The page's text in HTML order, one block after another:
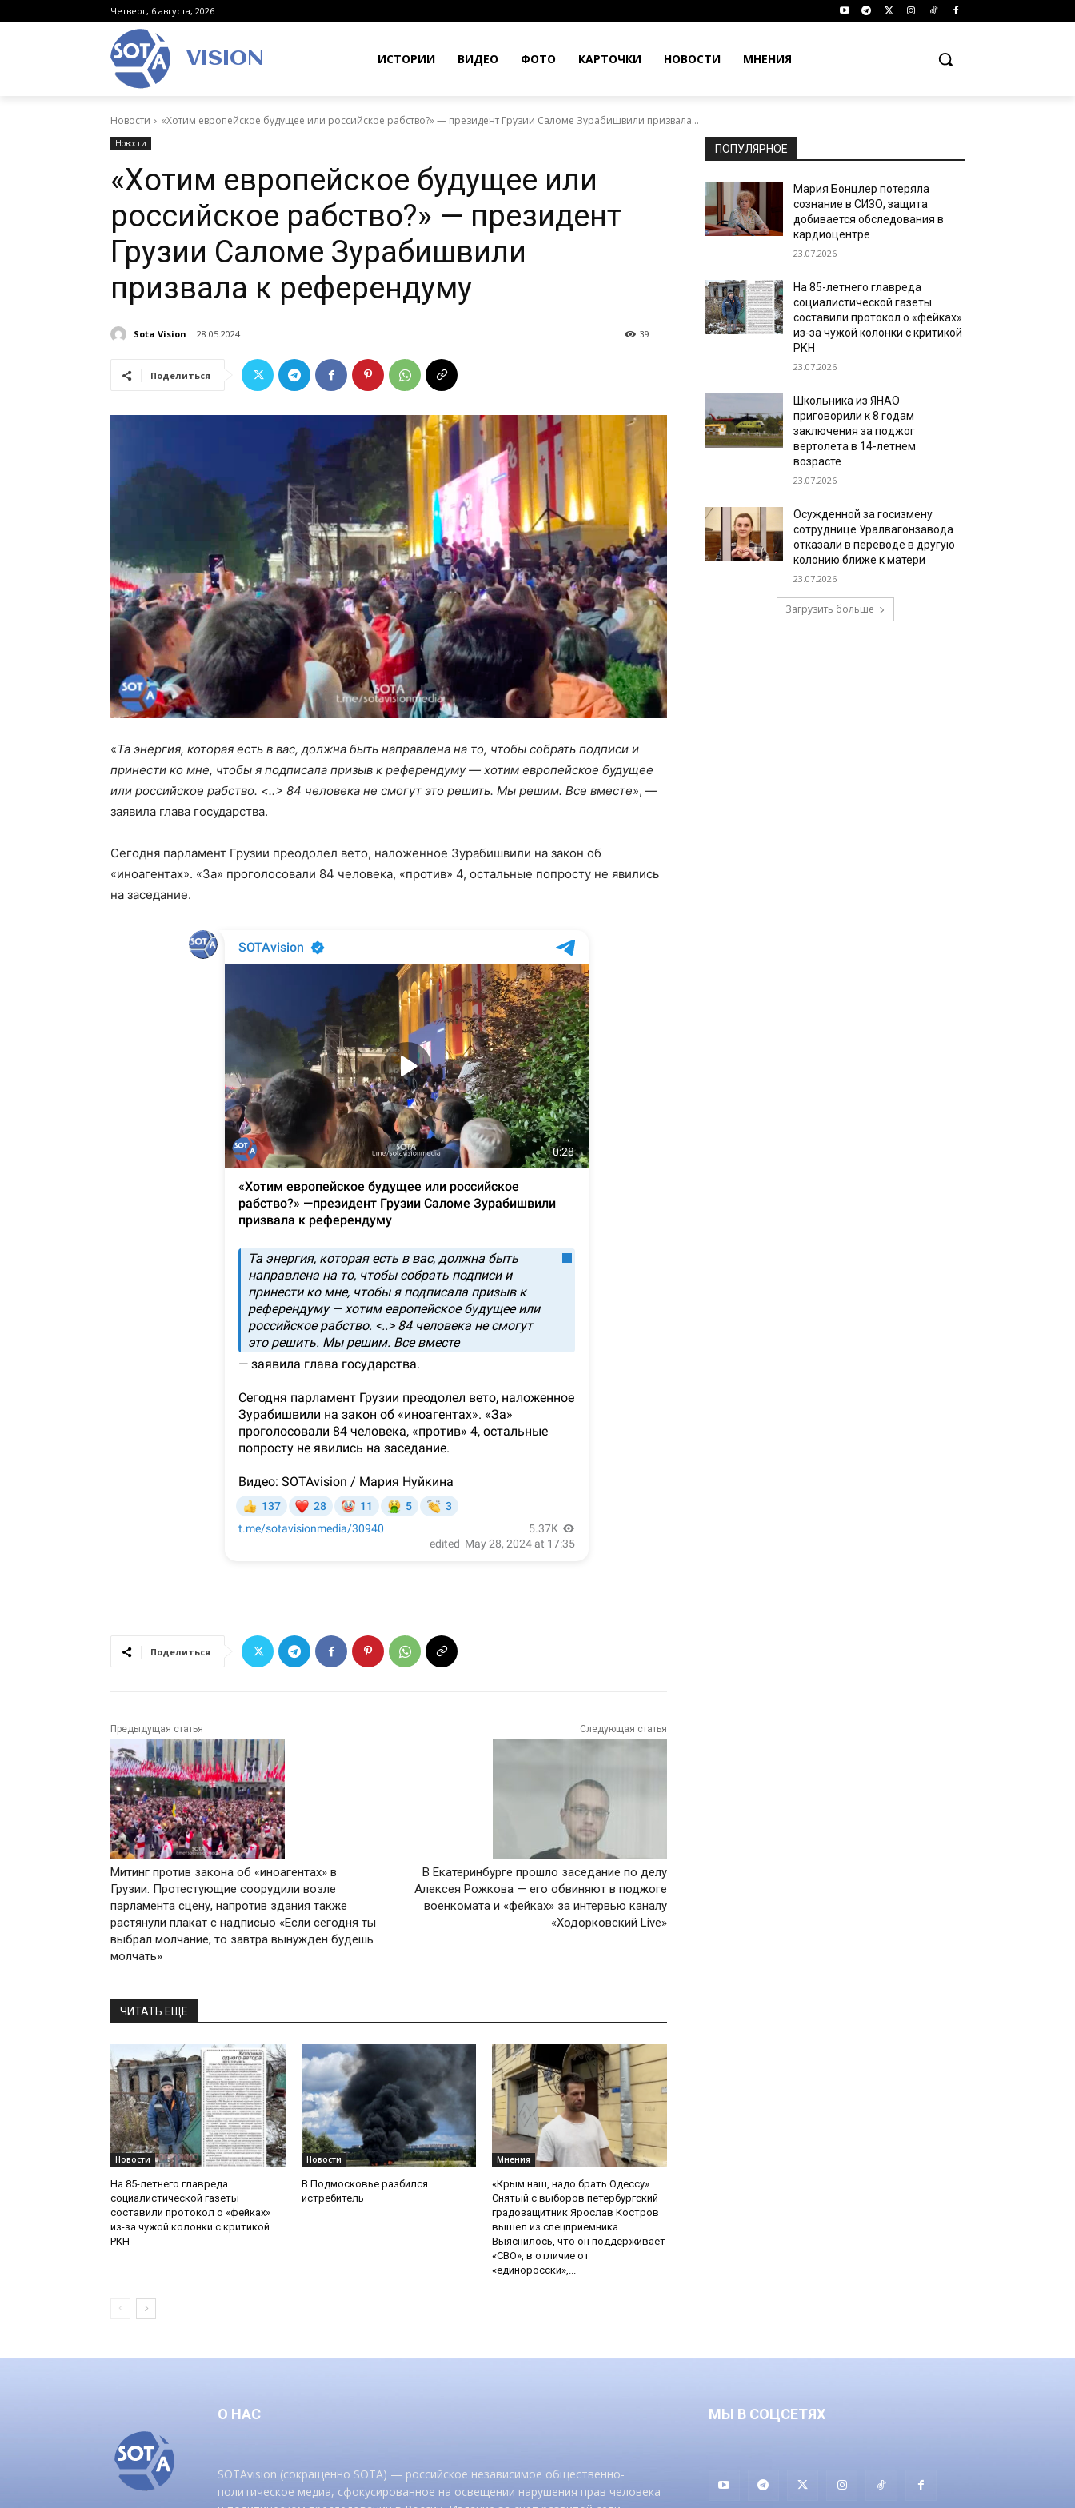
Четверг, 6 августа, 2026
VISION ИСТОРИИ ВИДЕО ФОТО КАРТОЧКИ НОВОСТИ МНЕНИЯ
Новости «Хотим европейское будущее или российское рабство?» — президент Грузии Саломе Зурабишвили призвала...
Новости
«Хотим европейское будущее или
российское рабство?» — президент
Грузии Саломе Зурабишвили
призвала к референдуму
Sota Vision 28.05.2024 39
Поделиться
«Та энергия, которая есть в вас, должна быть направлена на то, чтобы собрать подписи и
принести ко мне, чтобы я подписала призыв к референдуму — хотим европейское будущее
или российское рабство. <..> 84 человека не смогут это решить. Мы решим. Все вместе», —
заявила глава государства.
Сегодня парламент Грузии преодолел вето, наложенное Зурабишвили на закон об
«иноагентах». «За» проголосовали 84 человека, «против» 4, остальные попросту не явились
на заседание.
Поделиться
Предыдущая статья
Митинг против закона об «иноагентах» в
Грузии. Протестующие соорудили возле
парламента сцену, напротив здания также
растянули плакат с надписью «Если сегодня ты
выбрал молчание, то завтра вынужден будешь
молчать»
Следующая статья
В Екатеринбурге прошло заседание по делу
Алексея Рожкова — его обвиняют в поджоге
военкомата и «фейках» за интервью каналу
«Ходорковский Live»
ЧИТАТЬ ЕЩЕ
Новости
На 85-летнего главреда
социалистической газеты
составили протокол о «фейках»
из-за чужой колонки с критикой
РКН
Новости
В Подмосковье разбился
истребитель
Мнения
«Крым наш, надо брать Одессу».
Снятый с выборов петербургский
градозащитник Ярослав Костров
вышел из спецприемника.
Выяснилось, что он поддерживает
«СВО», в отличие от
«единоросски»,...
ПОПУЛЯРНОЕ
Мария Бонцлер потеряла
сознание в СИЗО, защита
добивается обследования в
кардиоцентре
23.07.2026
На 85-летнего главреда
социалистической газеты
составили протокол о «фейках»
из-за чужой колонки с критикой
РКН
23.07.2026
Школьника из ЯНАО
приговорили к 8 годам
заключения за поджог
вертолета в 14-летнем
возрасте
23.07.2026
Осужденной за госизмену
сотруднице Уралвагонзавода
отказали в переводе в другую
колонию ближе к матери
23.07.2026
Загрузить больше
О НАС
SOTAvision (сокращенно SOTA) — российское независимое общественно-
политическое медиа, сфокусированное на освещении нарушения прав человека
МЫ В СОЦСЕТЯХ